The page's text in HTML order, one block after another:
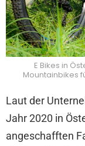
E Bikes in
Mountainbikes
Laut der
Jahr 2020 in
angeschafften